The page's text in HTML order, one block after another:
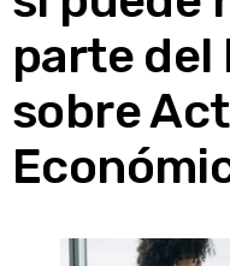
parte del
sobre